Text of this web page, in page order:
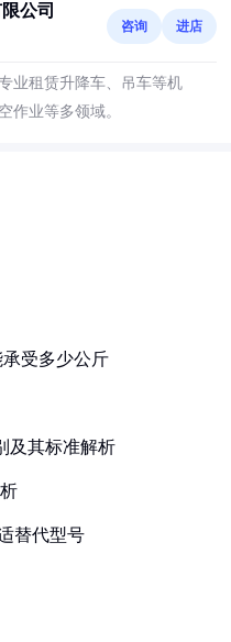
公司
咨询 进店
业租赁升降车、吊车等机
作业等多领域。
受多少公斤
及其标准解析
替代型号